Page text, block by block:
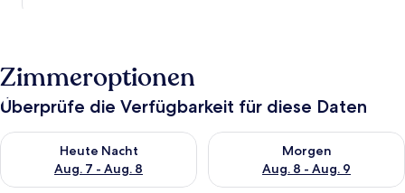
Zimmeroptionen
Überprüfe die Verfügbarkeit für diese Daten
Heute Nacht
Aug. 7 - Aug. 8
Überprüfe die Verfügbarkeit für heute Nacht, Aug. 7 - Aug. 8.
Morgen
Aug. 8 - Aug. 9
Überprüfe die Verfügbarkeit